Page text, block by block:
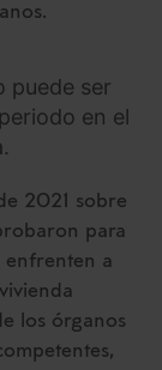
puede ser
en el
2021 sobre
para
enfrenten a
los órganos